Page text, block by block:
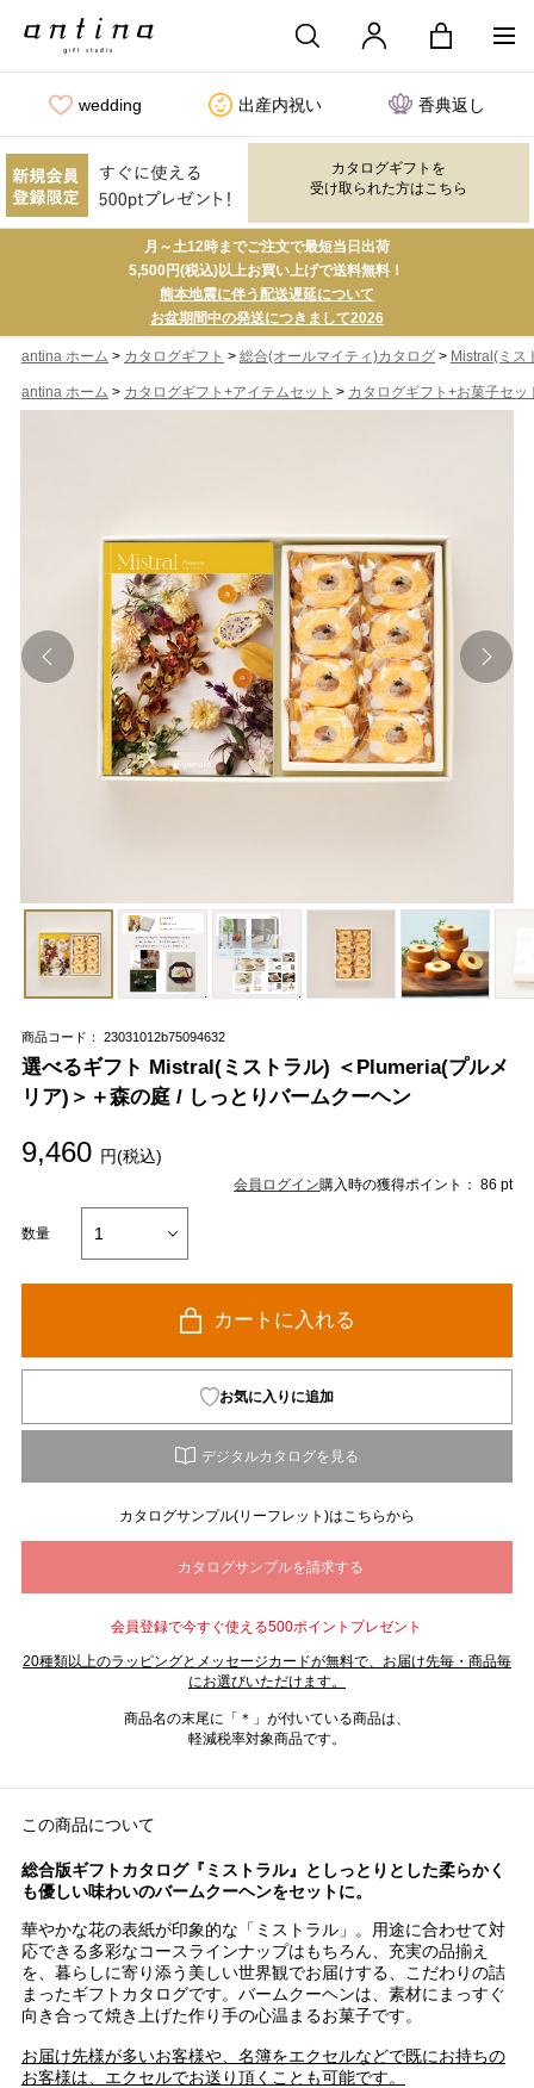
wedding 出産内祝い 香典返し
カタログギフトを
受け取られた方はこちら
月～土12時までご注文で最短当日出荷
5,500円(税込)以上お買い上げで送料無料！
熊本地震に伴う配送遅延について
お盆期間中の発送につきまして2026
antina ホーム > カタログギフト > 総合(オールマイティ)カタログ> Mistral(ミス
antina ホーム > カタログギフト+アイテムセット > カタログギフト+お菓子セッ
商品コード： 23031012b75094632
選べるギフト Mistral(ミストラル) ＜Plumeria(プルメ
リア)＞＋森の庭 / しっとりバームクーヘン
9,460 円(税込)
会員ログイン購入時の獲得ポイント： 86 pt
数量
カートに入れる
お気に入りに追加
カタログサンプル(リーフレット)はこちらから
会員登録で今すぐ使える500ポイントプレゼント
20種類以上のラッピングとメッセージカードが無料で、お届け先毎・商品毎
にお選びいただけます。
商品名の末尾に「＊」が付いている商品は、
軽減税率対象商品です。
この商品について
総合版ギフトカタログ『ミストラル』としっとりとした柔らかく
も優しい味わいのバームクーヘンをセットに。
華やかな花の表紙が印象的な「ミストラル」。用途に合わせて対
応できる多彩なコースラインナップはもちろん、充実の品揃え
を、暮らしに寄り添う美しい世界観でお届けする、こだわりの詰
まったギフトカタログです。バームクーヘンは、素材にまっすぐ
向き合って焼き上げた作り手の心温まるお菓子です。
お届け先様が多いお客様や、名簿をエクセルなどで既にお持ちの
お客様は、エクセルでお送り頂くことも可能です。